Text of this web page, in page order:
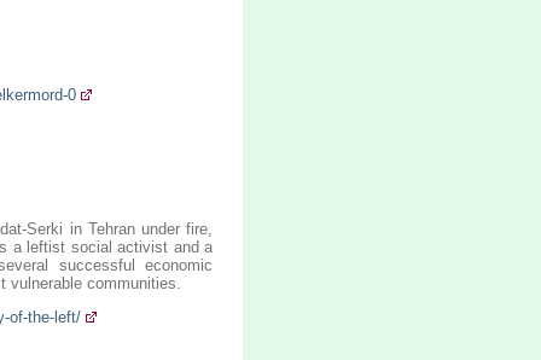
0
Serki in Tehran under fire,
a leftist social activist and a
successful economic
vulnerable communities.
of-the-left/